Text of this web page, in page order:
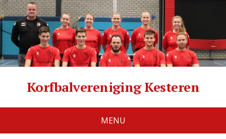
Korfbalvereniging Kesteren
MENU